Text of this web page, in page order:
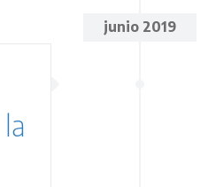
junio 2019